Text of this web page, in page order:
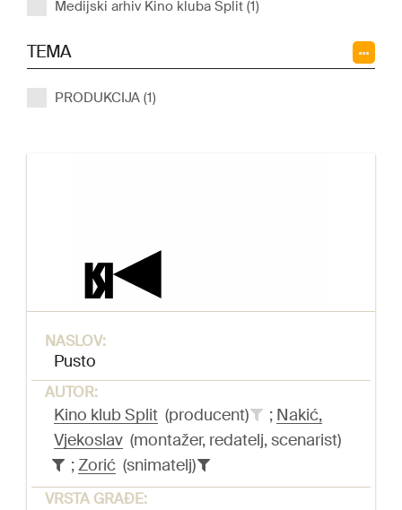
Medijski arhiv Kino kluba Split (1)
TEMA
PRODUKCIJA (1)
NASLOV:
Pusto
AUTOR:
Kino klub Split (producent) ; Nakić,
Vjekoslav (montažer, redatelj, scenarist)
;Zorić (snimatelj)
VRSTA GRAĐE: